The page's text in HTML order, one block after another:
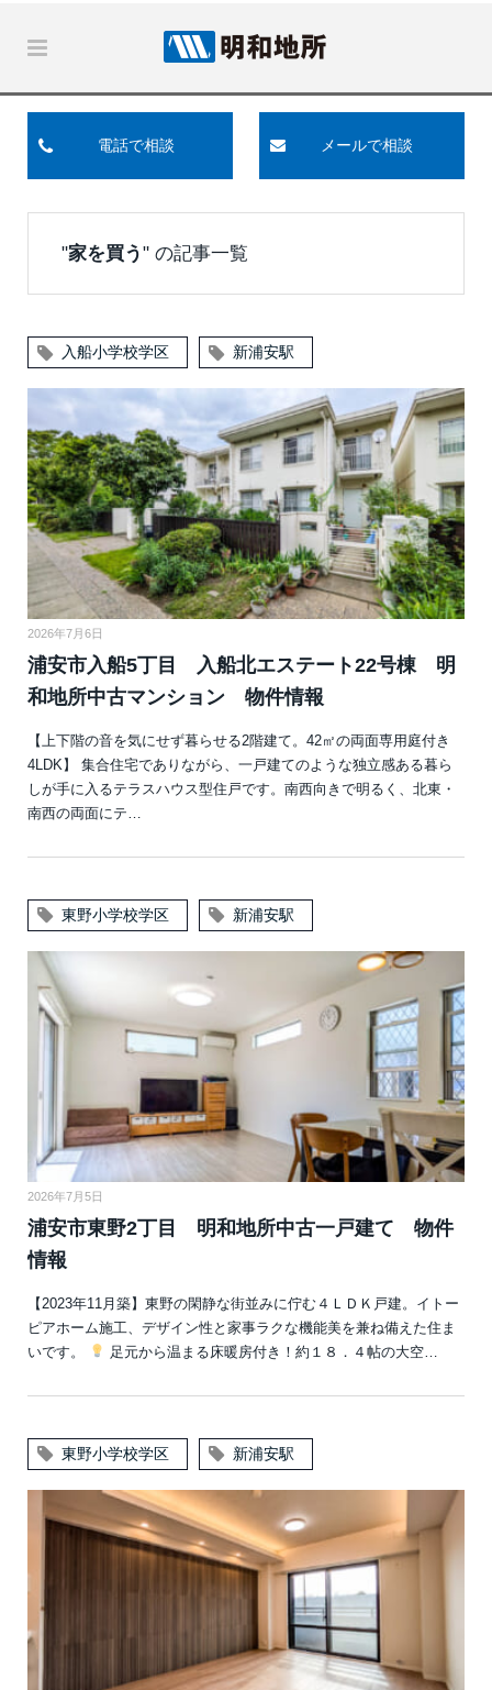
電話で相談 メールで相談
"家を買う" の記事一覧
入船小学校学区 新浦安駅
2026年7月6日
浦安市入船5丁目 入船北エステート22号棟 明
和地所中古マンション 物件情報
【上下階の音を気にせず暮らせる2階建て。42㎡の両面専用庭付き
4LDK】 集合住宅でありながら、一戸建てのような独立感ある暮ら
しが手に入るテラスハウス型住戸です。南西向きで明るく、北東・
南西の両面にテ…
東野小学校学区 新浦安駅
2026年7月5日
浦安市東野2丁目 明和地所中古一戸建て 物件
情報
【2023年11月築】東野の閑静な街並みに佇む４ＬＤＫ戸建。イトー
ピアホーム施工、デザイン性と家事ラクな機能美を兼ね備えた住ま
いです。
足元から温まる床暖房付き！約１８．４帖の大空…
東野小学校学区 新浦安駅